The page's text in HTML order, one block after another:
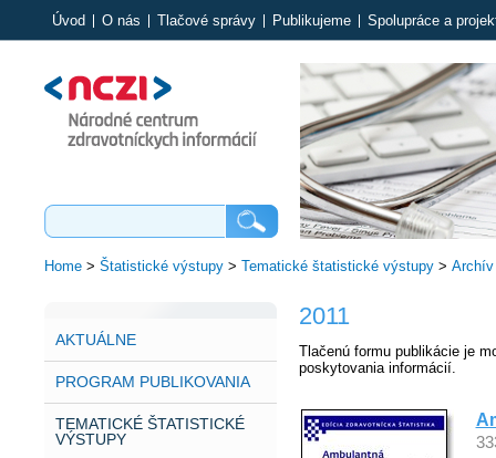
Úvod O nás Tlačové správy Publikujeme Spolupráce a
Home> Štatistické výstupy> Tematické štatistické výstupy> Archív
AKTUÁLNE
PROGRAM PUBLIKOVANIA
TEMATICKÉ ŠTATISTICKÉ
VÝSTUPY
2011
Tlačenú formu publikácie je
poskytovania informácií.